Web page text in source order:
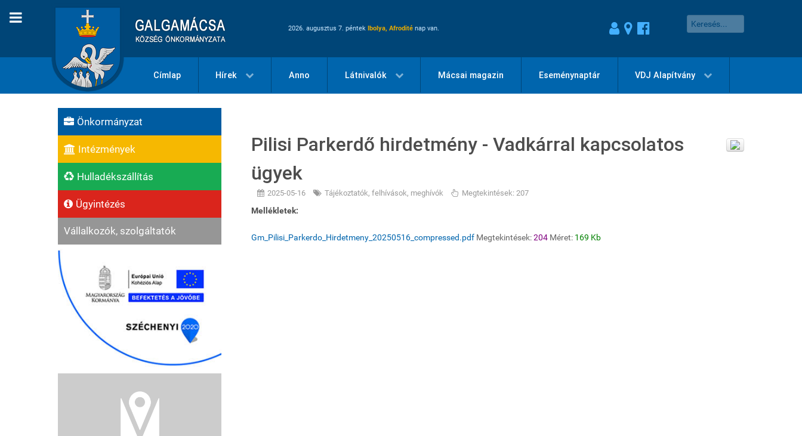
2026. augusztus 7. péntek Ibolya, Afrodité nap van.
Címlap Hírek Anno Látnivalók Mácsai magazin Eseménynaptár VDJ Alapítvány
Önkormányzat
Intézmények
Hulladékszállítás
Ügyintézés
Vállalkozók, szolgáltatók
Pilisi Parkerdő hirdetmény - Vadkárral kapcsolatos
ügyek
2025-05-16 Tájékoztatók, felhívások, meghívók Megtekintések: 207
Mellékletek:
Gm_Pilisi_Parkerdo_Hirdetmeny_20250516_compressed.pdf Megtekintések:204 Méret: 169 Kb